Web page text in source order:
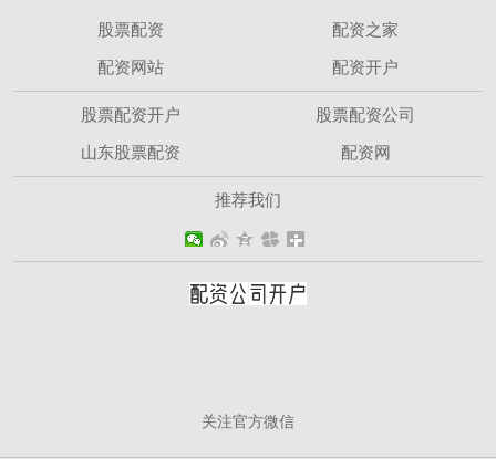
股票配资
配资网站
配资之家
配资开户
股票配资开户
山东股票配资
股票配资公司
配资网
推荐我们
关注官方微信